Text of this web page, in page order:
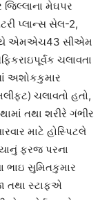
મેઘપર
પ્લાન્સ સેલ-2,
એમએચ43 સીએમ
ચલાવતા
અશોકકુમાર
ચલાવતો હતો,
તથા શરીરે ગંભીર
માટે હોસ્પિટલે
ફરજ પરના
સુમિતકુમાર
તથા સ્ટાફએ